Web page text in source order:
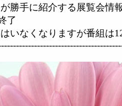
が勝手に紹介する展覧会情
了
いなくなりますが番組は